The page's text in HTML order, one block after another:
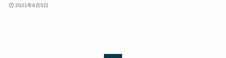
2021年6月5日